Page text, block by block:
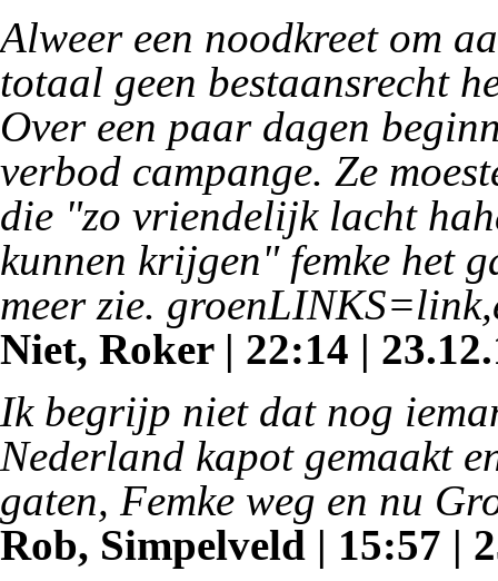
Alweer een noodkreet om
totaal geen bestaansrecht
Over een paar dagen
verbod campange. Ze
die "zo vriendelijk lacht
kunnen krijgen" femke het
meer zie.
Niet, Roker | 22:14 |
Ik begrijp niet dat nog
Nederland kapot gemaakt
gaten, Femke weg en nu
Rob, Simpelveld | 15:57 |